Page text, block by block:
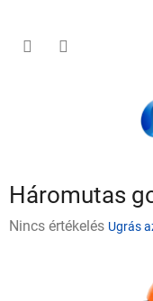
Háromutas
ANincs értékelés Ugrás